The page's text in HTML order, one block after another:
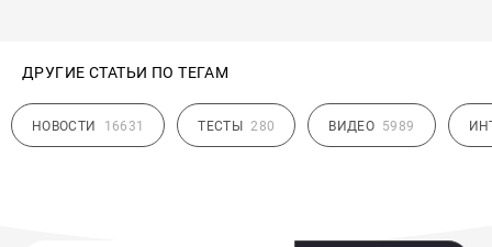
ДРУГИЕ СТАТЬИ ПО ТЕГАМ
НОВОСТИ 16631 ТЕСТЫ 280 ВИДЕО 5989